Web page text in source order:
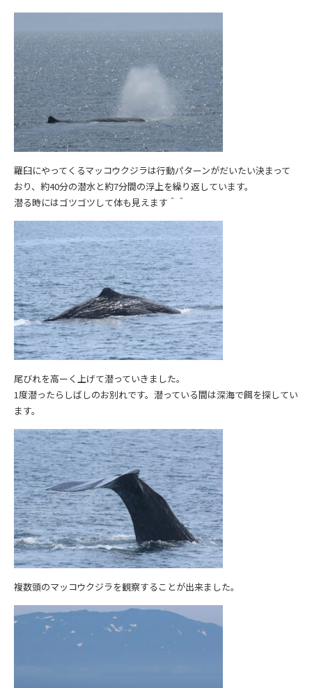
羅臼にやってくるマッコウクジラは行動パターンがだいたい決まって
おり、約40分の潜水と約7分間の浮上を繰り返しています。
潜る時にはゴツゴツして体も見えます＾＾
尾びれを高ーく上げて潜っていきました。
1度潜ったらしばしのお別れです。潜っている間は深海で餌を探してい
ます。
複数頭のマッコウクジラを観察することが出来ました。